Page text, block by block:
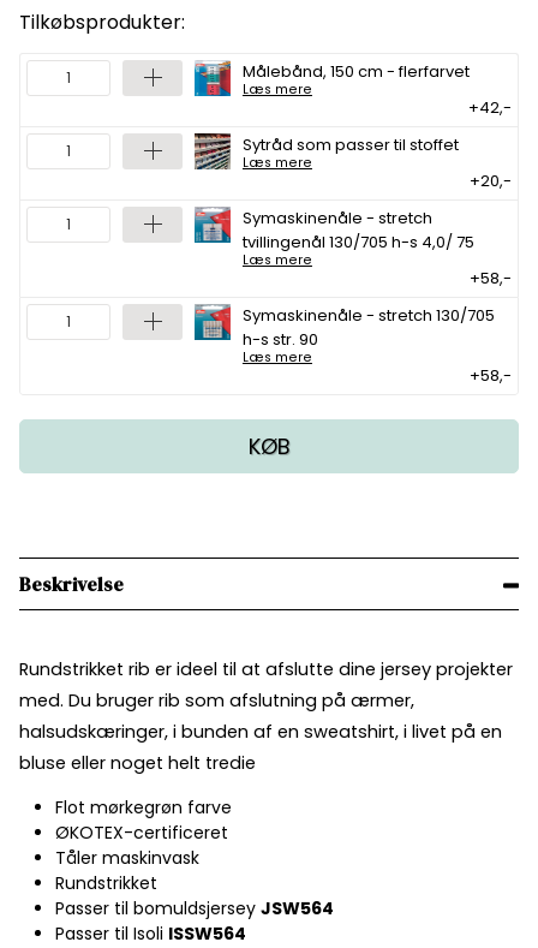
Tilkøbsprodukter:
Målebånd, 150 cm - flerfarvet
Læs mere
+42,-
Sytråd som passer til stoffet
Læs mere
+20,-
Symaskinenåle - stretch
tvillingenål 130/705 h-s 4,0/ 75
Læs mere
+58,-
Symaskinenåle - stretch 130/705
h-s str. 90
Læs mere
+58,-
KØB
Beskrivelse
Rundstrikket rib er ideel til at afslutte dine jersey projekter
med. Du bruger rib som afslutning på ærmer,
halsudskæringer, i bunden af en sweatshirt, i livet på en
bluse eller noget helt tredie
Flot mørkegrøn farve
ØKOTEX-certificeret
Tåler maskinvask
Rundstrikket
Passer til bomuldsjersey JSW564
Passer til Isoli ISSW564